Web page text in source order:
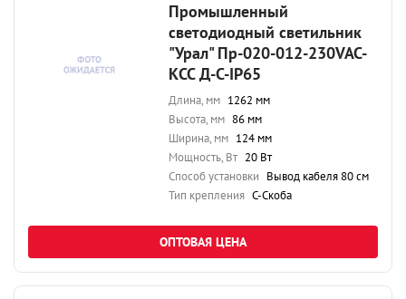
Промышленный
светодиодный светильник
"Урал" Пр-020-012-230VAC-
КСС Д-С-IP65
Длина, мм 1262 мм
Высота, мм 86 мм
Ширина, мм 124 мм
Мощность, Вт 20 Вт
Способ установки Вывод кабеля 80 см
Тип крепления С-Скоба
ОПТОВАЯ ЦЕНА